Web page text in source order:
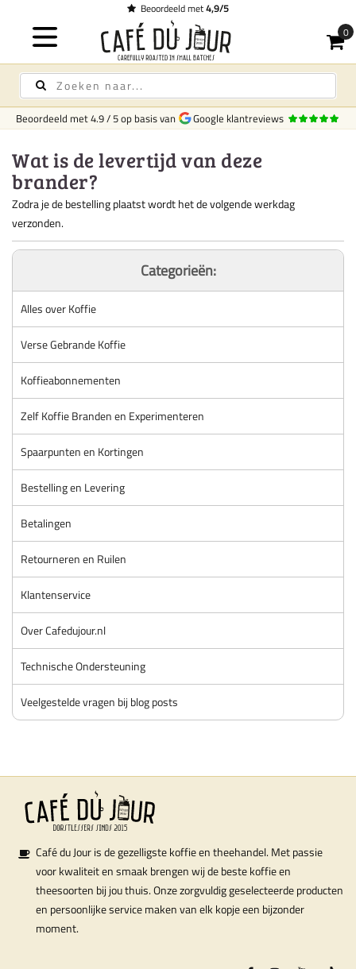
Beoordeeld met4,9/5
Beoordeeld met4.9/5op basis van Google klantreviews
Wat is de levertijd van deze
brander?
Zodra je de bestelling plaatst wordt het de volgende werkdag
verzonden.
Categorieën:
Alles over Koffie
Verse Gebrande Koffie
Koffieabonnementen
Zelf Koffie Branden en Experimenteren
Spaarpunten en Kortingen
Bestelling en Levering
Betalingen
Retourneren en Ruilen
Klantenservice
Over Cafedujour.nl
Technische Ondersteuning
Veelgestelde vragen bij blog posts
Café du Jour is de gezelligste koffie en theehandel. Met passie
voor kwaliteit en smaak brengen wij de beste koffie en
theesoorten bij jou thuis. Onze zorgvuldig geselecteerde producten
en persoonlijke service maken van elk kopje een bijzonder
moment.